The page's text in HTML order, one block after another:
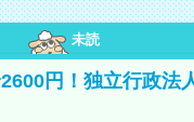
未読
円！独立行政法